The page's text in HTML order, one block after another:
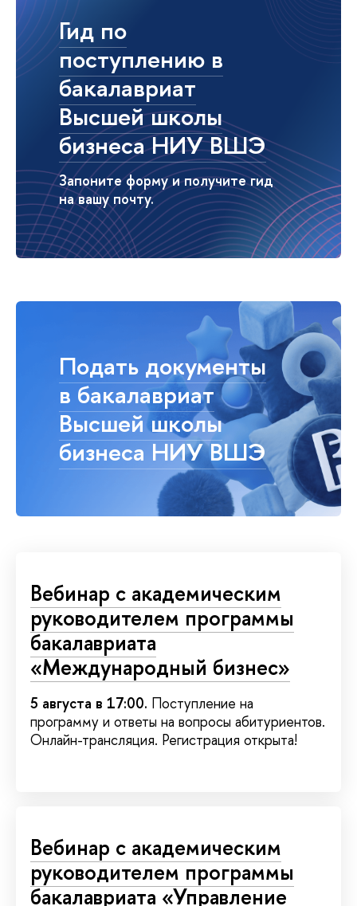
Гид по
поступлению в
бакалавриат
Высшей школы
бизнеса НИУ ВШЭ
Запоните форму и получите гид
на вашу почту.
Подать документы
в бакалавриат
Высшей школы
бизнеса НИУ ВШЭ
Вебинар с академическим
руководителем программы
бакалавриата
«Международный бизнес»
5 августа в 17:00. Поступление на
программу и ответы на вопросы абитуриентов.
Онлайн-трансляция. Регистрация открыта!
Вебинар с академическим
руководителем программы
бакалавриата «Управление